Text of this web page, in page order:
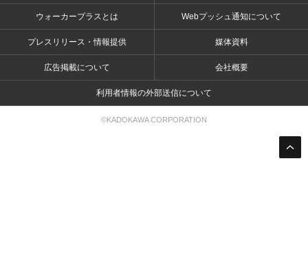
ウォーカープラスとは Webプッシュ通知について
プレスリリース・情報提供 媒体資料
広告掲載について 会社概要
利用者情報の外部送信について
©KADOKAWA CORPORATION